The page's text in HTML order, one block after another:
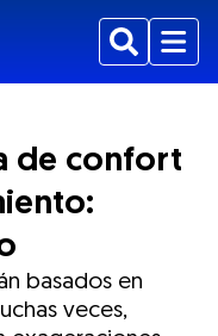
BuscarMenu
de confort
basados en
veces,